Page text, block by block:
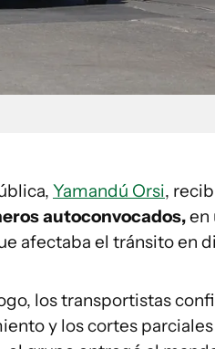
Yamandú Orsi,
autoconvocados,en
afectaba el tránsito en
los transportistas
y los cortes